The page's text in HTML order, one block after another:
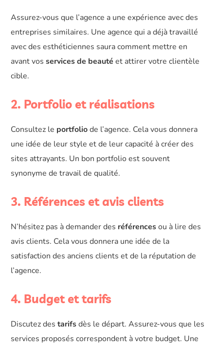
Assurez-vous que l’agence a une expérience avec des
entreprises similaires. Une agence qui a déjà travaillé
avec des esthéticiennes saura comment mettre en
avant vosservices de beauté et attirer votre clientèle
cible.
2. Portfolio et réalisations
Consultez le portfoliode l’agence. Cela vous donnera
une idée de leur style et de leur capacité à créer des
sites attrayants. Un bon portfolio est souvent
synonyme de travail de qualité.
3. Références et avis clients
N’hésitez pas à demander des référencesou à lire des
avis clients. Cela vous donnera une idée de la
satisfaction des anciens clients et de la réputation de
l’agence.
4. Budget et tarifs
Discutez destarifsdès le départ. Assurez-vous que les
services proposés correspondent à votre budget. Une